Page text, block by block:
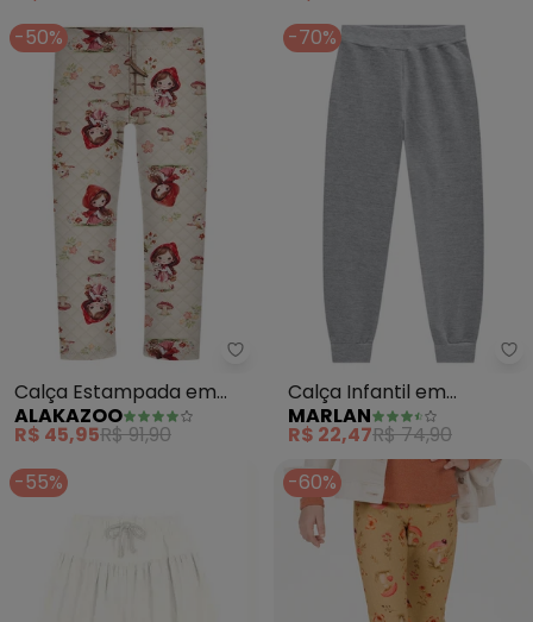
-50%
Alakazoo - Calça Estampada
Calça Estampada em
Malha Soft (Bege)
ALAKAZOO
R$ 45,95R$ 91,90
-70%
Calça Infantil em
Moletom Felpado Unissex
(Cinza)
MARLAN
R$ 22,47R$ 74,90
-55%
-60%